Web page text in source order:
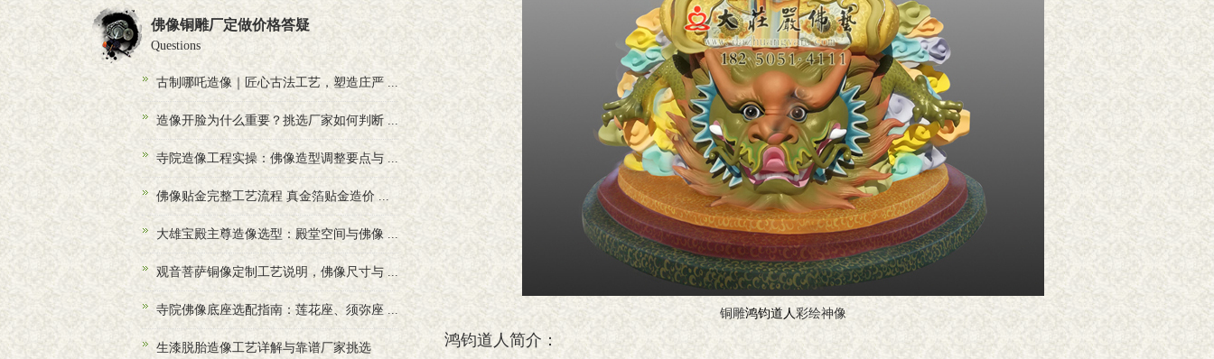
佛像铜雕厂定做价格答疑
Questions
古制哪吒造像｜匠心古法工艺，塑造庄严 ...
造像开脸为什么重要？挑选厂家如何判断 ...
寺院造像工程实操：佛像造型调整要点与 ...
佛像贴金完整工艺流程 真金箔贴金造价 ...
大雄宝殿主尊造像选型：殿堂空间与佛像 ...
观音菩萨铜像定制工艺说明，佛像尺寸与 ...
寺院佛像底座选配指南：莲花座、须弥座 ...
生漆脱胎造像工艺详解与靠谱厂家挑选
铜雕鸿钧道人彩绘神像
鸿钧道人简介：